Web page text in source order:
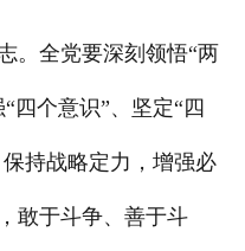
。全党要深刻领悟“两
四个意识”、坚定“四
持战略定力，增强必
敢于斗争、善于斗